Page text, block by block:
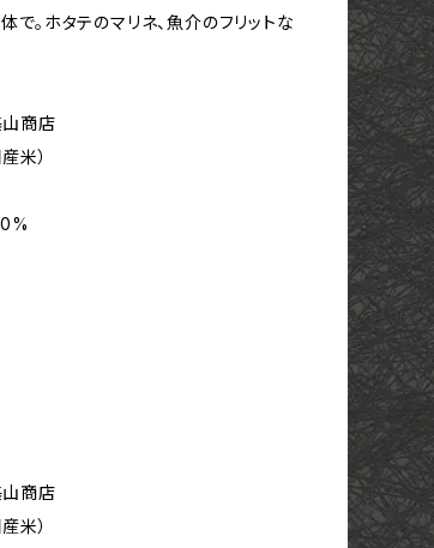
で。ホタテのマリネ、魚介のフリットな
山商店
米）
山商店
米）